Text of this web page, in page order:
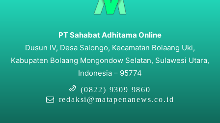
PT Sahabat Adhitama Online
Dusun IV, Desa Salongo, Kecamatan Bolaang Uki,
Kabupaten Bolaang Mongondow Selatan, Sulawesi Utara,
Indonesia – 95774
(0822) 9309 9860
redaksi@matapenanews.co.id